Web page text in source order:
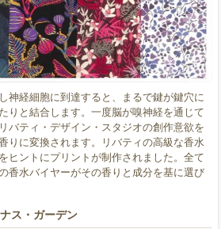
神経細胞に到達すると、まるで鍵が鍵穴に
りと結合します。一度脳が嗅神経を通じて
バティ・デザイン・スタジオの創作意欲を
りに変換されます。リバティの高級な香水
ヒントにプリントが制作されました。全て
香水バイヤーがその香りと成分を基に選び
ス・ガーデン